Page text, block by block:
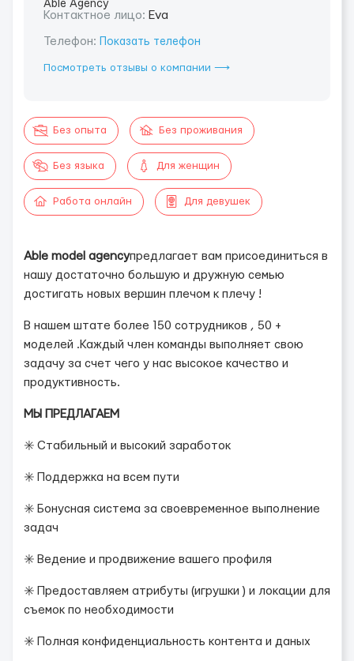
Контактное лицо: Eva
Телефон: Показать телефон
Посмотреть отзывы о компании ⟶
Без опыта Без проживания
Без языка Для женщин
Работа онлайн Для девушек
Able model agencyпредлагает вам присоединиться в
нашу достаточно большую и дружную семью
достигать новых вершин плечом к плечу !
В нашем штате более 150 сотрудников , 50 +
моделей .Каждый член команды выполняет свою
задачу за счет чего у нас высокое качество и
продуктивность.
МЫ ПРЕДЛАГАЕМ
✳️ Стабильный и высокий заработок
✳️ Поддержка на всем пути
✳️ Бонусная система за своевременное выполнение
задач
✳️ Ведение и продвижение вашего профиля
✳️ Предоставляем атрибуты (игрушки ) и локации для
съемок по необходимости
✳️ Полная конфиденциальность контента и даных